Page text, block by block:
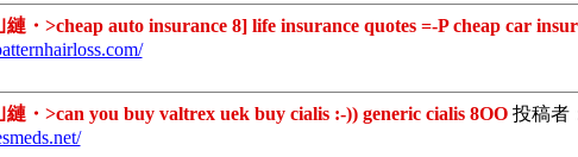
縺・>cheap auto insurance 8] life insurance quotes =-P cheap car
縺・>can you buy valtrex uek buy cialis :-)) generic cialis 8OO 投稿者